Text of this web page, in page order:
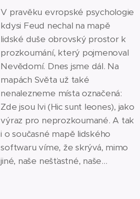
V pravěku evropské psychologie
kdysi Feud nechal na mapě
lidské duše obrovský prostor k
prozkoumání, který pojmenoval
Nevědomí. Dnes jsme dál. Na
mapách Světa už také
nenalezneme místa označená:
Zde jsou lvi (Hic sunt leones), jako
výraz pro neprozkoumané. A tak
i o současné mapě lidského
softwaru víme, že skrývá, mimo
jiné, naše nešťastné, naše...